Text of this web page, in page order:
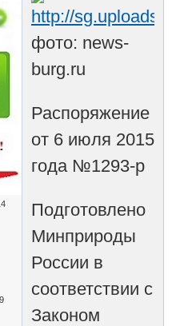
фото: news-
burg.ru
Распоряжение
от 6 июля 2015
года №1293-р
Подготовлено
Минприроды
России в
соответствии с
Законом